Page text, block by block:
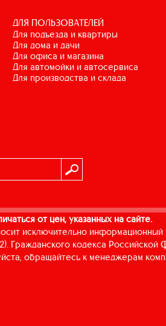
ДЛЯ ПОЛЬЗОВАТЕЛЕЙ
для подъезда и квартиры
для дома и дачи
для офиса и магазина
для автомойки и автосервиса
для производства и склада
от цен, указанных на сайте.
исключительно информационный
Гражданского кодекса
обращайтесь к менеджерам